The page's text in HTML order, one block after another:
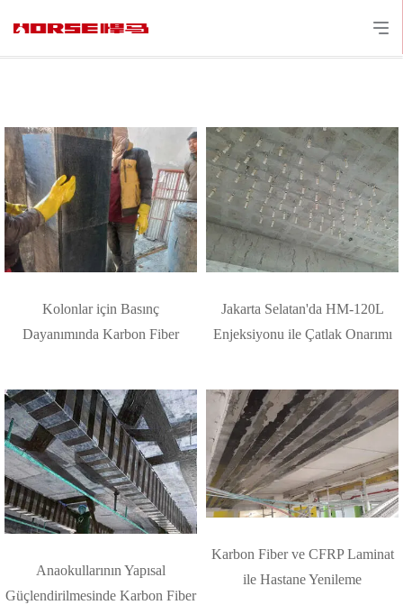
Kolonlar için Basınç
Dayanımında Karbon Fiber
Jakarta Selatan'da HM-120L
Enjeksiyonu ile Çatlak Onarımı
Anaokullarının Yapısal
Güçlendirilmesinde Karbon Fiber
Karbon Fiber ve CFRP Laminat
ile Hastane Yenileme